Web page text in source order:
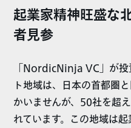
起業家精神旺盛な
者見参
「NordicNinja VC」が投
ト地域は、日本の首都圏
かいませんが、50社を超
れています。この地域は